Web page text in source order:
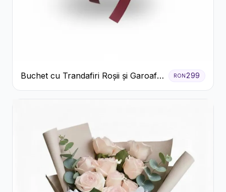
Buchet cu Trandafiri Roșii și Garoafe
Roz Pal
RON299